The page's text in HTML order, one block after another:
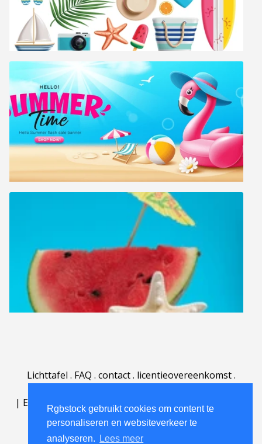
Rgbstock gebruikt cookies om content te
personaliseren en websiteverkeer te
analyseren.
Lees meer
Lichttafel . FAQ . contact. licentieovereenkomst.
| English | Deutsch Español | Português
Nederlands|